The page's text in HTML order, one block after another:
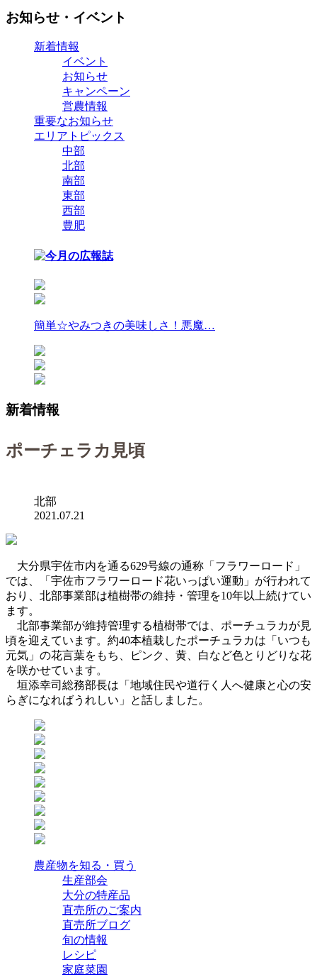
お知らせ・イベント
新着情報
イベント
お知らせ
キャンペーン
営農情報
重要なお知らせ
エリアトピックス
中部
北部
南部
東部
西部
豊肥
簡単☆やみつきの美味しさ！悪魔…
新着情報
ポーチェラカ見頃
北部
2021.07.21
大分県宇佐市内を通る629号線の通称「フラワーロード」
では、「宇佐市フラワーロード花いっぱい運動」が行われて
おり、北部事業部は植樹帯の維持・管理を10年以上続けてい
ます。
北部事業部が維持管理する植樹帯では、ポーチュラカが見
頃を迎えています。約40本植栽したポーチュラカは「いつも
元気」の花言葉をもち、ピンク、黄、白など色とりどりな花
を咲かせています。
垣添幸司総務部長は「地域住民や道行く人へ健康と心の安
らぎになればうれしい」と話しました。
農産物を知る・買う
生産部会
大分の特産品
直売所のご案内
直売所ブログ
旬の情報
レシピ
家庭菜園